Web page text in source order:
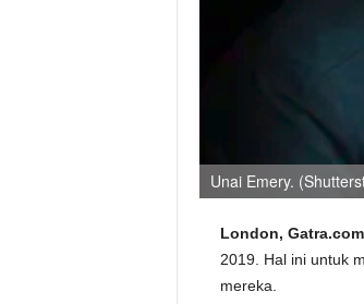
Unai Emery.
London, Gatra.com
2019. Hal ini untuk
mereka.